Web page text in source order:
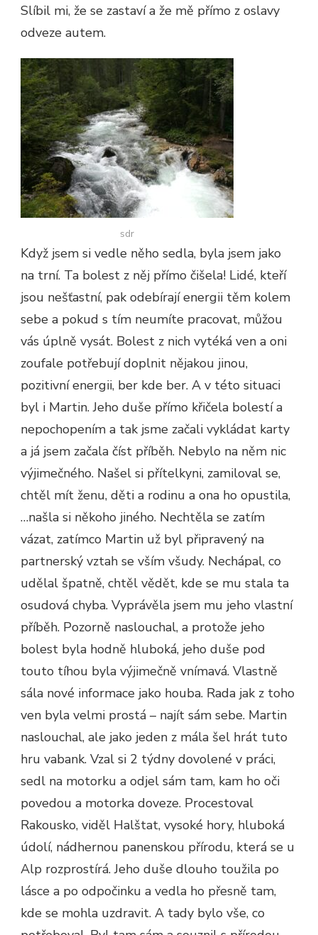
Slíbil mi, že se zastaví a že mě přímo z oslavy
odveze autem.
sdr
Když jsem si vedle něho sedla, byla jsem jako
na trní. Ta bolest z něj přímo čišela! Lidé, kteří
jsou nešťastní, pak odebírají energii těm kolem
sebe a pokud s tím neumíte pracovat, můžou
vás úplně vysát. Bolest z nich vytéká ven a oni
zoufale potřebují doplnit nějakou jinou,
pozitivní energii, ber kde ber. A v této situaci
byl i Martin. Jeho duše přímo křičela bolestí a
nepochopením a tak jsme začali vykládat karty
a já jsem začala číst příběh. Nebylo na něm nic
výjimečného. Našel si přítelkyni, zamiloval se,
chtěl mít ženu, děti a rodinu a ona ho opustila,
…našla si někoho jiného. Nechtěla se zatím
vázat, zatímco Martin už byl připravený na
partnerský vztah se vším všudy. Nechápal, co
udělal špatně, chtěl vědět, kde se mu stala ta
osudová chyba. Vyprávěla jsem mu jeho vlastní
příběh. Pozorně naslouchal, a protože jeho
bolest byla hodně hluboká, jeho duše pod
touto tíhou byla výjimečně vnímavá. Vlastně
sála nové informace jako houba. Rada jak z toho
ven byla velmi prostá – najít sám sebe. Martin
naslouchal, ale jako jeden z mála šel hrát tuto
hru vabank. Vzal si 2 týdny dovolené v práci,
sedl na motorku a odjel sám tam, kam ho oči
povedou a motorka doveze. Procestoval
Rakousko, viděl Halštat, vysoké hory, hluboká
údolí, nádhernou panenskou přírodu, která se u
Alp rozprostírá. Jeho duše dlouho toužila po
lásce a po odpočinku a vedla ho přesně tam,
kde se mohla uzdravit. A tady bylo vše, co